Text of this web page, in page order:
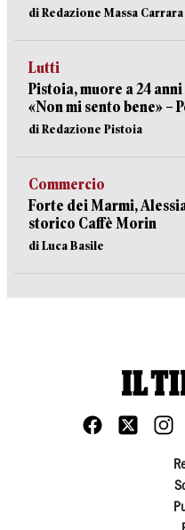
di Redazione Massa Carrara
Lutti
Pistoia, muore a 24
«Non mi sento bene» –
di Redazione Pistoia
Commercio
Forte dei Marmi,
storico Caffè Morin
di Luca Basile